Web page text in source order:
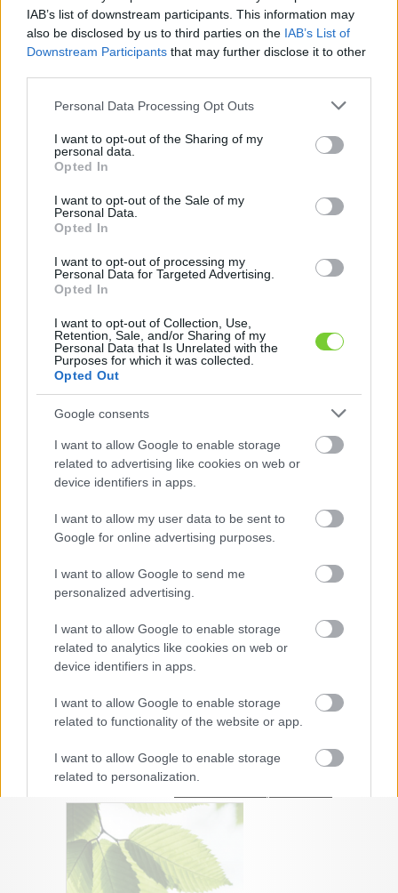
IAB’s list of downstream participants. This information may
also be disclosed by us to third parties on the IAB’s List of
Downstream Participants that may further disclose it to other
Please note that this website/app uses one or more Google
not limited to your visit or usage behaviour. You may click to
grant or deny consent to Google and its third-party tags to
use your data for below specified purposes in below Google
consent section.
Personal Data Processing Opt Outs
I want to opt-out of the Sharing of my
personal data.
Opted In
I want to opt-out of the Sale of my
Personal Data.
Opted In
I want to opt-out of processing my
Personal Data for Targeted Advertising.
Opted In
I want to opt-out of Collection, Use,
Retention, Sale, and/or Sharing of my
Personal Data that Is Unrelated with the
Purposes for which it was collected.
Opted Out
Google consents
I want to allow Google to enable storage
related to advertising like cookies on web or
device identifiers in apps.
I want to allow my user data to be sent to
Google for online advertising purposes.
I want to allow Google to send me
personalized advertising.
I want to allow Google to enable storage
related to analytics like cookies on web or
device identifiers in apps.
I want to allow Google to enable storage
related to functionality of the website or app.
I want to allow Google to enable storage
related to personalization.
I want to allow Google to enable storage
related to security, including authentication
functionality and fraud prevention, and other
user protection.
Felhasználónév
Jelszó
Elfelejtette jelszavát?
Bejelentkezés
faiskola.hu
Kertészeti, kerti termékek és szolgáltatások térképes
KERTÉSZ ÉS KERTÉSZET REGISZTRÁCIÓ
Kertészeti áruda
21
2
2
3
4
3
3 21
2 2
2
3
Szaknévsori tagok száma ebben a kategóriában: 104